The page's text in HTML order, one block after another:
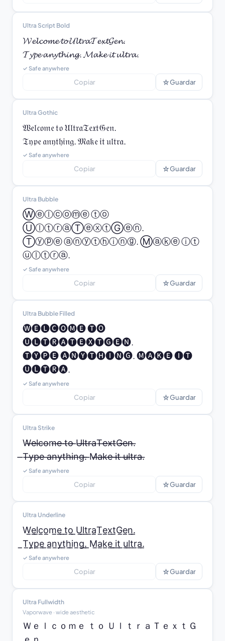
Ultra Script Bold
𝓦𝓮𝓵𝓬𝓸𝓶𝓮 𝓽𝓸 𝓤𝓵𝓽𝓻𝓪𝓣𝓮𝔁𝓽𝓖𝓮𝓷.
𝓣𝔂𝓹𝓮 𝓪𝓷𝔂𝓽𝓱𝓲𝓷𝓰. 𝓜𝓪𝓴𝓮 𝓲𝓽 𝓾𝓵𝓽𝓻𝓪.
✓ Safe anywhere
Copiar ☆Guardar
Ultra Gothic
𝔚𝔢𝔩𝔠𝔬𝔪𝔢 𝔱𝔬 𝔘𝔩𝔱𝔯𝔞𝔗𝔢𝔵𝔱𝔊𝔢𝔫.
𝔗𝔶𝔭𝔢 𝔞𝔫𝔶𝔱𝔥𝔦𝔫𝔤. 𝔐𝔞𝔨𝔢 𝔦𝔱 𝔲𝔩𝔱𝔯𝔞.
✓ Safe anywhere
Copiar ☆Guardar
Ultra Bubble
Ⓦⓔⓛⓒⓞⓜⓔ ⓣⓞ
ⓊⓛⓣⓡⓐⓉⓔⓧⓣⒼⓔⓝ.
Ⓣⓨⓟⓔ ⓐⓝⓨⓣⓗⓘⓝⓖ. Ⓜⓐⓚⓔ ⓘⓣ
ⓤⓛⓣⓡⓐ.
✓ Safe anywhere
Copiar ☆Guardar
Ultra Bubble Filled
🅦🅔🅛🅒🅞🅜🅔 🅣🅞
🅤🅛🅣🅡🅐🅣🅔🅧🅣🅖🅔🅝.
🅣🅨🅟🅔 🅐🅝🅨🅣🅗🅘🅝🅖. 🅜🅐🅚🅔 🅘🅣
🅤🅛🅣🅡🅐.
✓ Safe anywhere
Copiar ☆Guardar
Ultra Strike
W̶e̶l̶c̶o̶m̶e̶ ̶t̶o̶ ̶U̶l̶t̶r̶a̶T̶e̶x̶t̶G̶e̶n̶.̶
̶T̶y̶p̶e̶ ̶a̶n̶y̶t̶h̶i̶n̶g̶.̶ ̶M̶a̶k̶e̶ ̶i̶t̶ ̶u̶l̶t̶r̶a̶.̶
✓ Safe anywhere
Copiar ☆Guardar
Ultra Underline
W̲e̲l̲c̲o̲m̲e̲ ̲t̲o̲ ̲U̲l̲t̲r̲a̲T̲e̲x̲t̲G̲e̲n̲.̲
̲T̲y̲p̲e̲ ̲a̲n̲y̲t̲h̲i̲n̲g̲.̲ ̲M̲a̲k̲e̲ ̲i̲t̲ ̲u̲l̲t̲r̲a̲.̲
✓ Safe anywhere
Copiar ☆Guardar
Ultra Fullwidth
Vaporwave · wide aesthetic
Ｗｅｌｃｏｍｅ ｔｏ ＵｌｔｒａＴｅｘｔＧ
ｅｎ.